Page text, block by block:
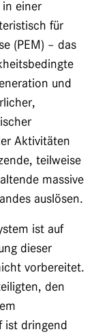
in einer
für
(PEM) – das
und
Aktivitäten
teilweise
massive
auslösen.
ist auf
dieser
vorbereitet.
den
ist dringend